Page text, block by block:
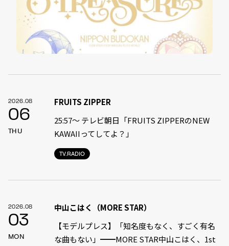
2026.08
06
THU
TV.RADIO
FRUITS ZIPPER
25:57～ テレビ朝日「FRUITS ZIPPERのNEW
KAWAIIってしてよ？」
2026.08
03
MON
中山こはく（MORE STAR）
【モデルプレス】「知名度もなく、すごく有名
な曲もない」━━MORE STAR中山こはく、1st